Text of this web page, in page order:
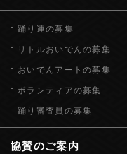
踊り連の募集
リトルおいでんの募集
おいでんアートの募集
ボランティアの募集
踊り審査員の募集
協賛のご案内